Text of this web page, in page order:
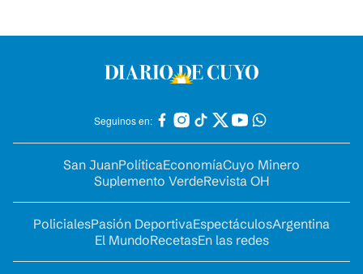
Seguinos en:
San JuanPolíticaEconomíaCuyo Minero
Suplemento VerdeRevista OH
PolicialesPasión DeportivaEspectáculosArgentina
El MundoRecetasEn las redes